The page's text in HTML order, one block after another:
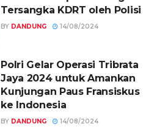
Tersangka KDRT oleh Polisi
BY DANDUNG 14/08/2024
Polri Gelar Operasi Tribrata
Jaya 2024 untuk Amankan
Kunjungan Paus Fransiskus
ke Indonesia
BY DANDUNG 14/08/2024